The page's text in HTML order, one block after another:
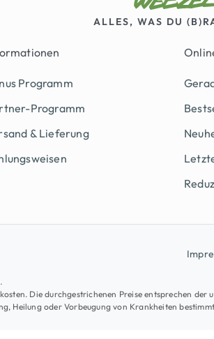
ALLES, WAS DU
Programm
Programm
& Lieferung
Die durchgestrichenen Preise entsprechen der
Heilung oder Vorbeugung von Krankheiten